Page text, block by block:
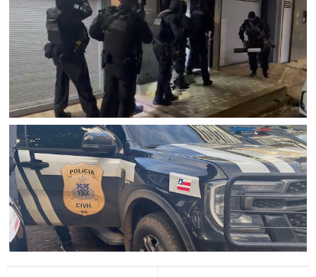
Ações distintas do BOPE e do 5⁰ BPM resultam na
apreensão de arma, drogas, explosivos e na destruição
de 30 mil pés de maconha em Petrolina (PE)
BAHIA
Operação Ludus mirou organização criminosa que
movimentou R$ 110 milhões em Juazeiro (BA), Petrolina e
outras cidades do Pernambuco